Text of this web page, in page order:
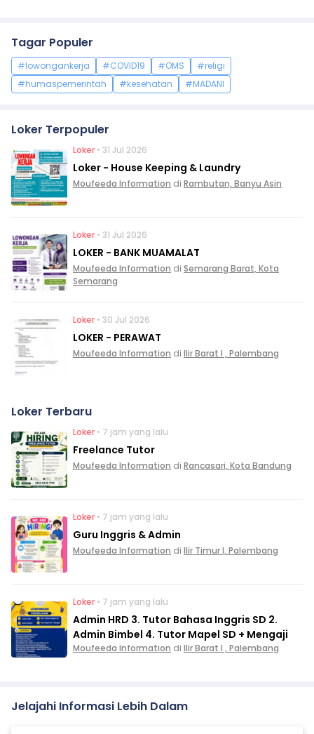
Tagar Populer
#lowongankerja #COVID19 #OMS
#religi
#humaspemerintah
#kesehatan #MADANI
Loker Terpopuler
Loker • 31 Jul 2026
Loker - House Keeping & Laundry
Moufeeda Information di Rambutan, Banyu Asin
Loker • 31 Jul 2026
LOKER - BANK MUAMALAT
Moufeeda Information di Semarang Barat, Kota
Semarang
Loker • 30 Jul 2026
LOKER - PERAWAT
Moufeeda Information di Ilir Barat I , Palembang
Loker Terbaru
Loker • 7 jam yang lalu
Freelance Tutor
Moufeeda Information di Rancasari, Kota Bandung
Loker • 7 jam yang lalu
Guru Inggris & Admin
Moufeeda Information di Ilir Timur I, Palembang
Loker • 7 jam yang lalu
Admin HRD 3. Tutor Bahasa Inggris SD 2.
Admin Bimbel 4. Tutor Mapel SD + Mengaji
Moufeeda Information di Ilir Barat I , Palembang
Jelajahi Informasi Lebih Dalam